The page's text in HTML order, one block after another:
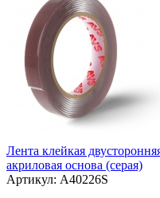
Лента клейкая
акриловая основа (серая)
Артикул: A40226S